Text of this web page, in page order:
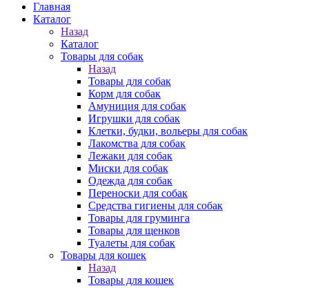
Главная
Каталог
Назад
Каталог
Товары для собак
Назад
Товары для собак
Корм для собак
Амуниция для собак
Игрушки для собак
Клетки, будки, вольеры для собак
Лакомства для собак
Лежаки для собак
Миски для собак
Одежда для собак
Переноски для собак
Средства гигиены для собак
Товары для груминга
Товары для щенков
Туалеты для собак
Товары для кошек
Назад
Товары для кошек